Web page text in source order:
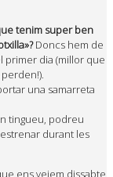
tenim super ben
Doncs hem de
primer dia (millor que
una samarreta
tingueu, podreu
durant les
ens veiem dissabte